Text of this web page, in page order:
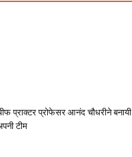
प्राक्टर प्रोफेसर आनंद चौधरीने बनायी
टीम